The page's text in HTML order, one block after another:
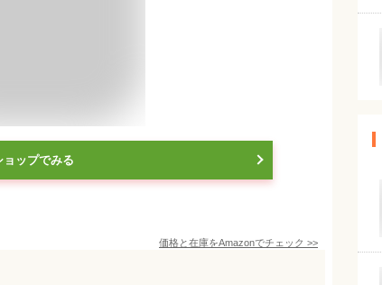
ョップでみる
価格と在庫をAmazonでチェック >>